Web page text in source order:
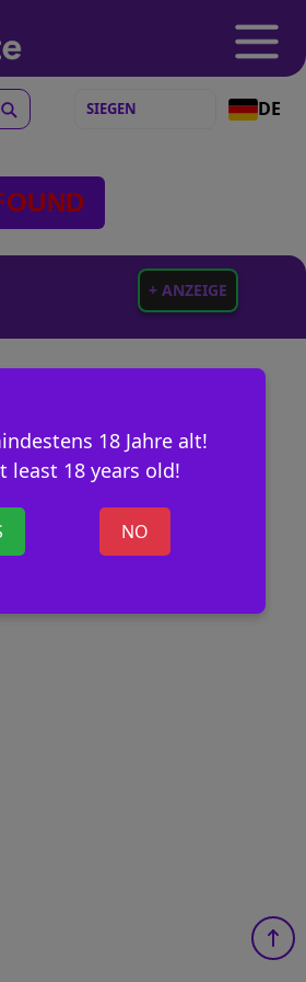
DE
18 Jahre alt!
least 18 years old!
NO
+ ANZEIGE